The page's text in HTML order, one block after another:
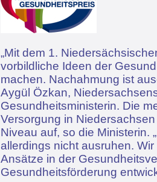
„Mit dem 1.
vorbildliche Ideen der
machen. Nachahmung ist
Aygül Özkan,
Gesundheitsministerin. Die
Versorgung in
Niveau auf, so die Ministerin.
allerdings nicht ausruhen.
Ansätze in der
Gesundheitsförderung